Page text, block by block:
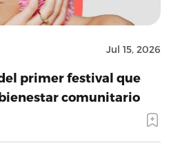
Jul 15, 2026
primer festival que
comunitario